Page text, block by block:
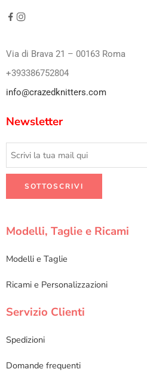
Via di Brava 21 – 00163 Roma
+393386752804
info@crazedknitters.com
Newsletter
Modelli, Taglie e Ricami
Modelli e Taglie
Ricami e Personalizzazioni
Servizio Clienti
Spedizioni
Domande frequenti